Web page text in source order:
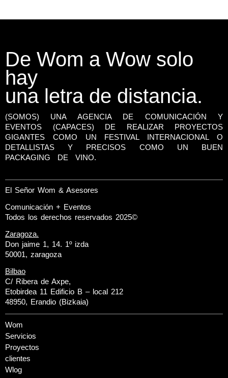
De Wom a Wow solo
hay
una letra de distancia.
(SOMOS) UNA AGENCIA DE COMUNICACIÓN Y
EVENTOS (CAPACES) DE REALIZAR PROYECTOS
GIGANTES COMO UN FESTIVAL INTERNACIONAL O
DETALLISTAS Y PRECISOS COMO UN BUEN
PACKAGING DE VINO.
El Señor Wom & Asesores
Comunicación + Eventos
Todos los derechos reservados 2025©
Zaragoza.
Don jaime 1, 14. 1º izda
50001, zaragoza
Bilbao
C/ Ribera de Axpe,
Etobirdea 11 Edificio B – local 212
48950, Erandio (Bizkaia)
Wom
Servicios
Proyectos
clientes
Wlog